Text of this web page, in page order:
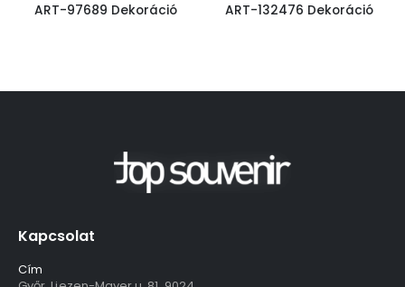
ART-97689 Dekoráció ART-132476 Dekoráció
Kapcsolat
Cím